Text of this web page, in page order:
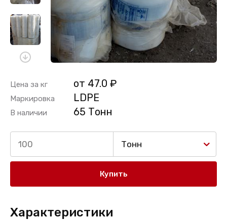
Цена за кг от 47.0 ₽
Маркировка LDPE
В наличии 65 Тонн
Тонн
Купить
Характеристики